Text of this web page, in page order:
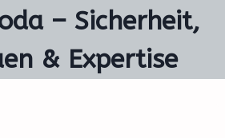
– Sicherheit,
& Expertise